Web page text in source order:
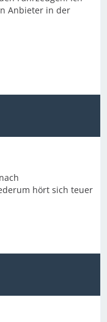
Anbieter in der
hört sich teuer